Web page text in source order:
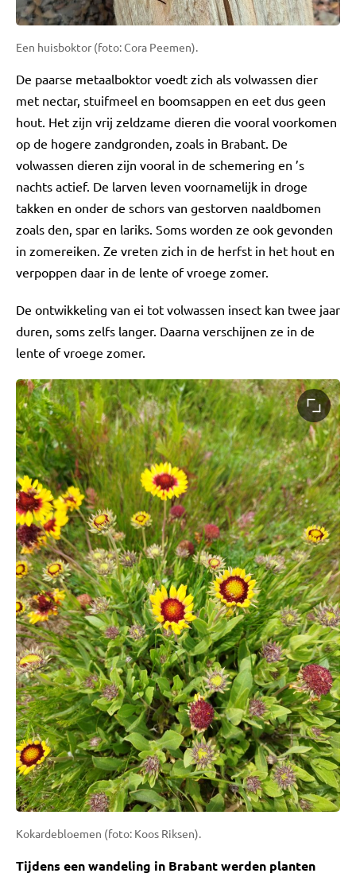
Een huisboktor (foto: Cora Peemen).
De paarse metaalboktor voedt zich als volwassen dier
met nectar, stuifmeel en boomsappen en eet dus geen
hout. Het zijn vrij zeldzame dieren die vooral voorkomen
op de hogere zandgronden, zoals in Brabant. De
volwassen dieren zijn vooral in de schemering en ’s
nachts actief. De larven leven voornamelijk in droge
takken en onder de schors van gestorven naaldbomen
zoals den, spar en lariks. Soms worden ze ook gevonden
in zomereiken. Ze vreten zich in de herfst in het hout en
verpoppen daar in de lente of vroege zomer.
De ontwikkeling van ei tot volwassen insect kan twee jaar
duren, soms zelfs langer. Daarna verschijnen ze in de
lente of vroege zomer.
Kokardebloemen (foto: Koos Riksen).
Tijdens een wandeling in Brabant werden planten